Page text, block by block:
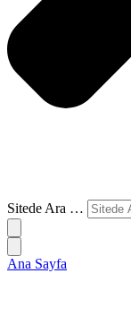
Sitede Ara …
Ana Sayfa